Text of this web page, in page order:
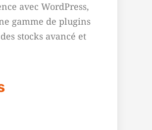
avec WordPress,
gamme de plugins
stocks avancé et